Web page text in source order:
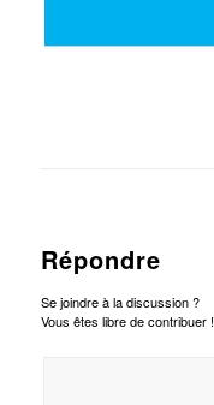
Répondre
Se joindre à la discussion ?
Vous êtes libre de contribuer !